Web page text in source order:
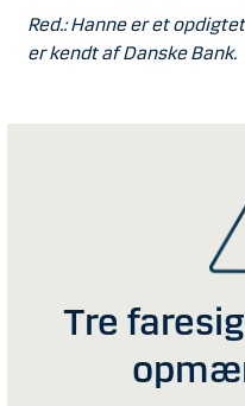
Red.: Hanne er et
er kendt af Danske Bank.
Tre